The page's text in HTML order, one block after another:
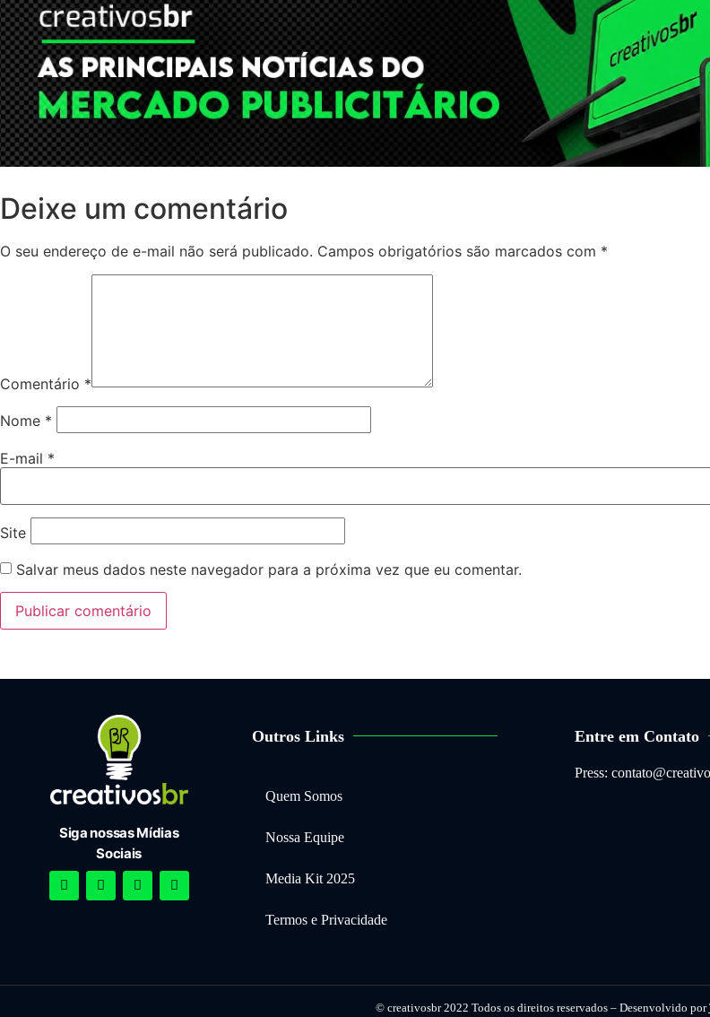
Deixe um comentário
O seu endereço de e-mail não será publicado. Campos obrigatórios são marcados com *
Comentário *
Nome *
E-mail *
Site
Salvar meus dados neste navegador para a próxima vez que eu comentar.
Siga nossas Mídias
Sociais
Outros Links
Quem Somos
Nossa Equipe
Media Kit 2025
Termos e Privacidade
Entre em Contato
Press:
© creativosbr 2022 Todos os direitos reservados – Desenvolvido por